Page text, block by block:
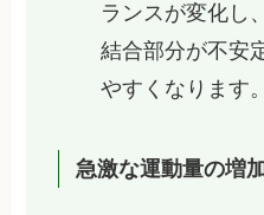
ランスが変化し
結合部分が不安
やすくなります。
急激な運動量の増